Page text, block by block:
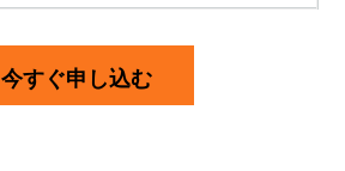
今すぐ申し込む